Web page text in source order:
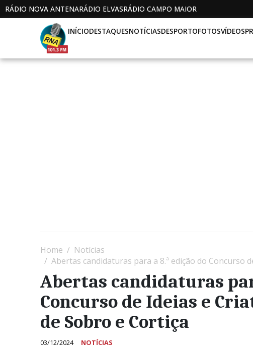
RÁDIO NOVA ANTENARÁDIO ELVASRÁDIO CAMPO MAIOR
INÍCIODESTAQUESNOTÍCIASDESPORTOFOTOSVÍDEOS
Home
Notícias
Abertas candidaturas para a 8.ª edição do Concurso de
Abertas candidaturas
Concurso de Ideias e
de Sobro e Cortiça
03/12/2024 NOTÍCIAS